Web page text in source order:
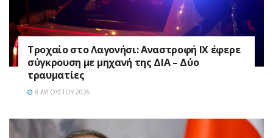
Τροχαίο στο Λαγονήσι: Αναστροφή ΙΧ έφερε
σύγκρουση με μηχανή της ΔΙΑ – Δύο
τραυματίες
8 ΑΥΓΟΎΣΤΟΥ 2026